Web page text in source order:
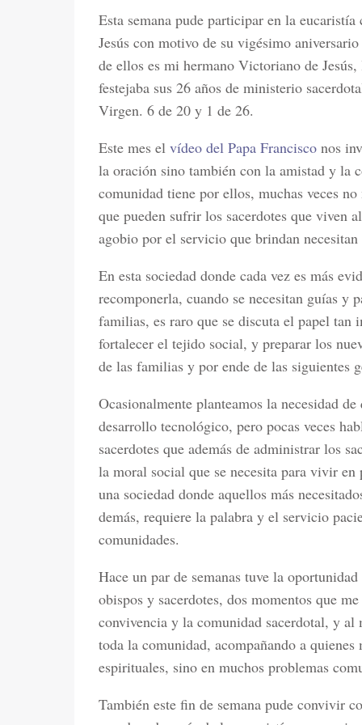
Esta semana pude participar en la
Jesús con motivo de su vigésimo
de ellos es mi hermano Victoriano de
festejaba sus 26 años de ministerio
Virgen. 6 de 20 y 1 de 26.
Este mes el vídeo del Papa Francisco nos
la oración sino también con la amistad y la
comunidad tiene por ellos, muchas veces
que pueden sufrir los sacerdotes que viven
agobio por el servicio que brindan
En esta sociedad donde cada vez es más
recomponerla, cuando se necesitan guías y
familias, es raro que se discuta el papel tan
fortalecer el tejido social, y preparar los
de las familias y por ende de las siguientes
Ocasionalmente planteamos la necesidad
desarrollo tecnológico, pero pocas veces
sacerdotes que además de administrar los
la moral social que se necesita para vivir
una sociedad donde aquellos más
demás, requiere la palabra y el servicio
comunidades.
Hace un par de semanas tuve la
obispos y sacerdotes, dos momentos que
convivencia y la comunidad sacerdotal, y
toda la comunidad, acompañando a
espirituales, sino en muchos problemas
También este fin de semana pude convivir